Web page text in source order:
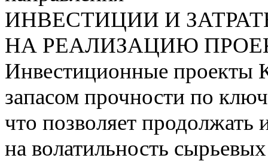
ИНВЕСТИЦИИ И
НА РЕАЛИЗАЦИЮ
Инвестиционные проекты
запасом прочности по
что позволяет продолжать
на волатильность